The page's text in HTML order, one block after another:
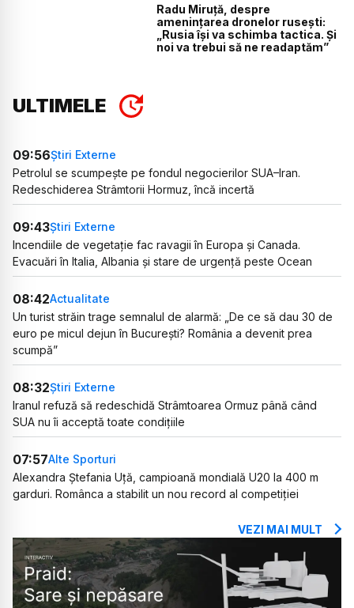
Radu Miruță, despre
amenințarea dronelor rusești:
„Rusia își va schimba tactica. Și
noi va trebui să ne readaptăm”
ULTIMELE
09:56Știri Externe
Petrolul se scumpește pe fondul negocierilor SUA–Iran.
Redeschiderea Strâmtorii Hormuz, încă incertă
09:43Știri Externe
Incendiile de vegetație fac ravagii în Europa și Canada.
Evacuări în Italia, Albania și stare de urgență peste Ocean
08:42Actualitate
Un turist străin trage semnalul de alarmă: „De ce să dau 30 de
euro pe micul dejun în București? România a devenit prea
scumpă”
08:32Știri Externe
Iranul refuză să redeschidă Strâmtoarea Ormuz până când
SUA nu îi acceptă toate condițiile
07:57Alte Sporturi
Alexandra Ștefania Uță, campioană mondială U20 la 400 m
garduri. Românca a stabilit un nou record al competiției
VEZI MAI MULT